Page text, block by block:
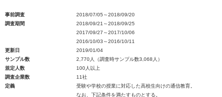
事前調査
2018/07/05～2018/09/20
調査期間
2018/09/21～2018/09/25
2017/09/27～2017/10/06
2016/10/03～2016/10/11
更新日
2019/01/04
サンプル数
2,770人（調査時サンプル数3,068人）
規定人数
100人以上
調査企業数
11社
定義
受験や学校の授業に対応した高校生向けの通信教育。
なお、下記条件を満たすものとする。